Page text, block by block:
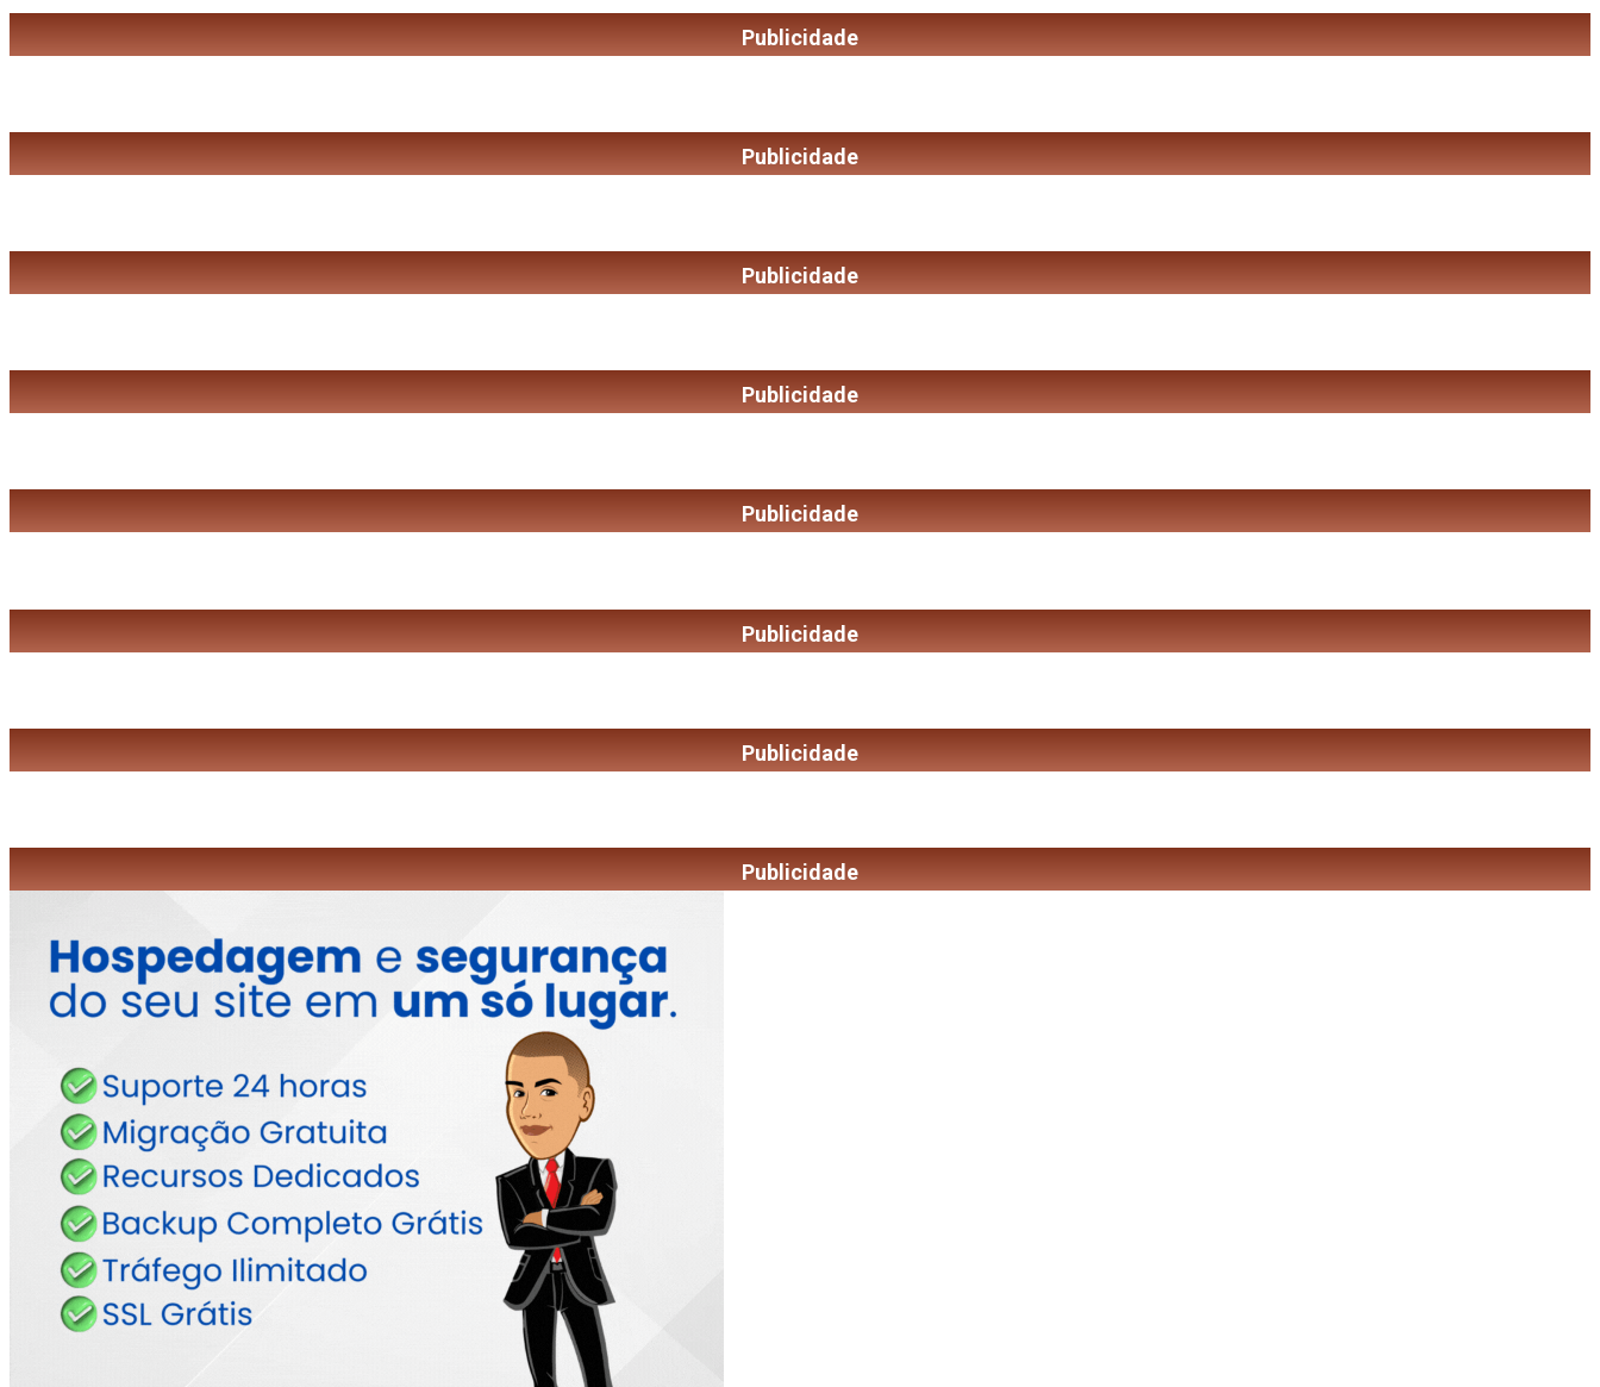
Publicidade
Publicidade
Publicidade
Publicidade
Publicidade
Publicidade
Publicidade
Publicidade